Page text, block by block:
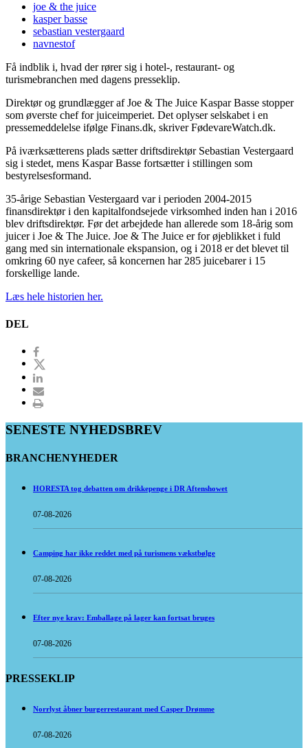
joe & the juice
kasper basse
sebastian vestergaard
navnestof
Få indblik i, hvad der rører sig i hotel-, restaurant- og
turismebranchen med dagens presseklip.
Direktør og grundlægger af Joe & The Juice Kaspar Basse stopper
som øverste chef for juiceimperiet. Det oplyser selskabet i en
pressemeddelelse ifølge Finans.dk, skriver FødevareWatch.dk.
På iværksætterens plads sætter driftsdirektør Sebastian Vestergaard
sig i stedet, mens Kaspar Basse fortsætter i stillingen som
bestyrelsesformand.
35-årige Sebastian Vestergaard var i perioden 2004-2015
finansdirektør i den kapitalfondsejede virksomhed inden han i 2016
blev driftsdirektør. Før det arbejdede han allerede som 18-årig som
juicer i Joe & The Juice. Joe & The Juice er for øjeblikket i fuld
gang med sin internationale ekspansion, og i 2018 er det blevet til
omkring 60 nye cafeer, så koncernen har 285 juicebarer i 15
forskellige lande.
Læs hele historien her.
DEL
SENESTE NYHEDSBREV
BRANCHENYHEDER
HORESTA tog debatten om drikkepenge i DR Aftenshowet
07-08-2026
Camping har ikke reddet med på turismens vækstbølge
07-08-2026
Efter nye krav: Emballage på lager kan fortsat bruges
07-08-2026
PRESSEKLIP
Norrlyst åbner burgerrestaurant med Casper Drømme
07-08-2026